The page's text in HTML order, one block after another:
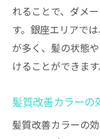
れることで、ダメ
す。銀座エリアで
が多く、髪の状態
けることができます
髪質改善カラーの
髪質改善カラーの